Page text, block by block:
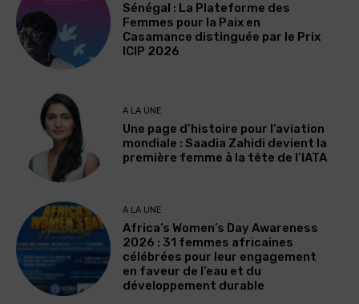
Sénégal : La Plateforme des
Femmes pour la Paix en
Casamance distinguée par le Prix
ICIP 2026
A LA UNE
Une page d’histoire pour l’aviation
mondiale : Saadia Zahidi devient la
première femme à la tête de l’IATA
A LA UNE
Africa’s Women’s Day Awareness
2026 : 31 femmes africaines
célébrées pour leur engagement
en faveur de l’eau et du
développement durable